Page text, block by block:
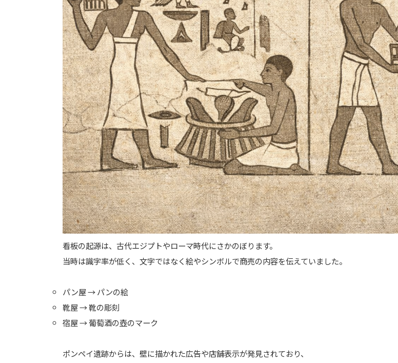
看板の起源は、古代エジプトやローマ時代にさかのぼります。
当時は識字率が低く、文字ではなく絵やシンボルで商売の内容を伝えていました。
パン屋 → パンの絵
靴屋 → 靴の彫刻
宿屋 → 葡萄酒の壺のマーク
ポンペイ遺跡からは、壁に描かれた広告や店舗表示が発見されており、